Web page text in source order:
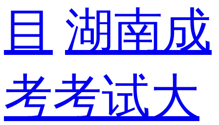
目 湖南成
考考试大